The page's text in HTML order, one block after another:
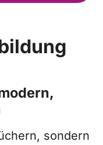
sondern